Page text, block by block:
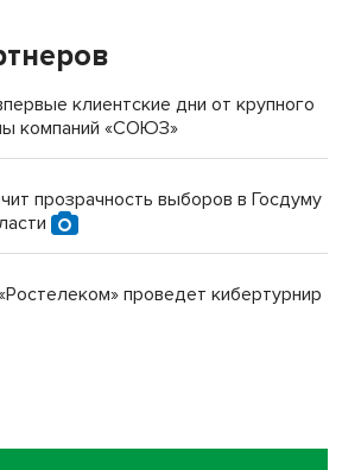
клиентские дни от крупного
компаний «СОЮЗ»
прозрачность выборов в Госдуму
проведет кибертурнир